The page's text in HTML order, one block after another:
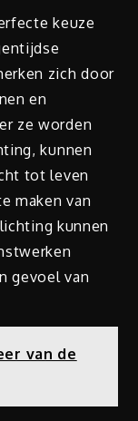
keuze
zich door
en
ze worden
kunnen
tot leven
maken van
kunnen
gevoel van
van de